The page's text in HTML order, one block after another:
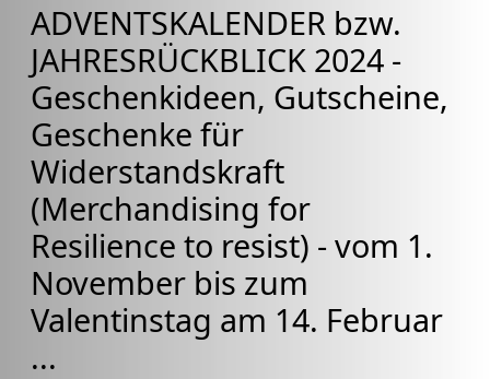
ADVENTSKALENDER bzw.
JAHRESRÜCKBLICK 2024 -
Geschenkideen, Gutscheine,
Geschenke für
Widerstandskraft
(Merchandising for
Resilience to resist) - vom 1.
November bis zum
Valentinstag am 14. Februar
...